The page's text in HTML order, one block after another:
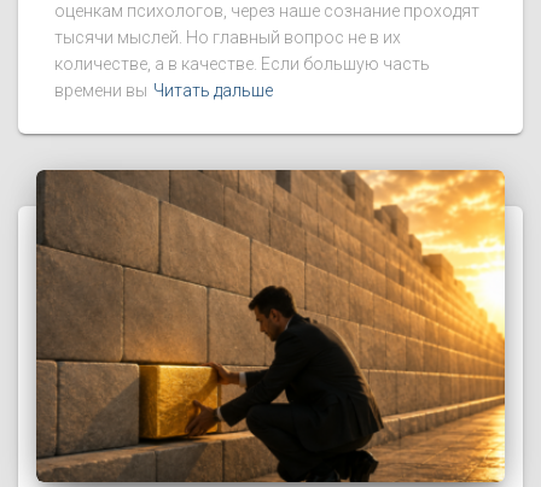
оценкам психологов, через наше сознание проходят
тысячи мыслей. Но главный вопрос не в их
количестве, а в качестве. Если большую часть
времени вы Читать дальше